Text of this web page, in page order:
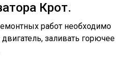
Крот.
работ необходимо
заливать горючее